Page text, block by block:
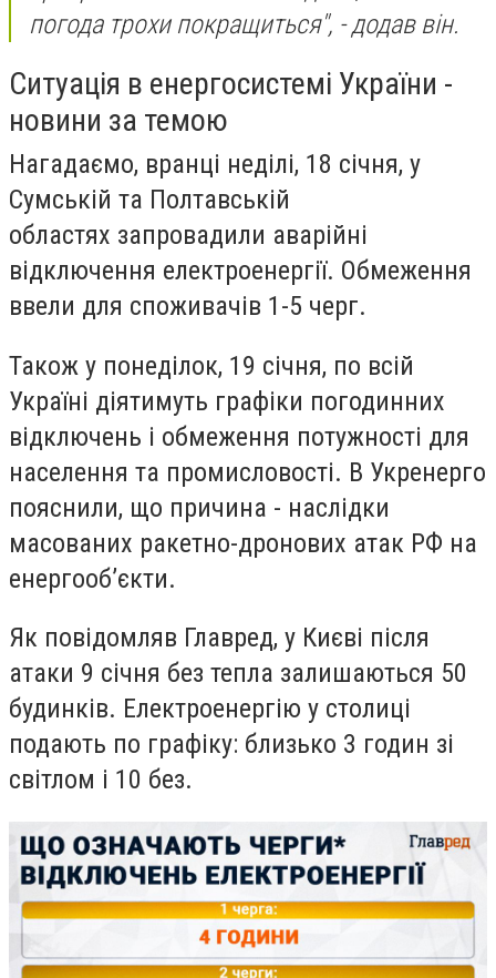
погода трохи покращиться", - додав він.
Ситуація в енергосистемі України -
новини за темою
Нагадаємо, вранці неділі, 18 січня, у
Сумській та Полтавській
областях запровадили аварійні
відключення електроенергії. Обмеження
ввели для споживачів 1-5 черг.
Також у понеділок, 19 січня, по всій
Україні діятимуть графіки погодинних
відключень і обмеження потужності для
населення та промисловості. В Укренерго
пояснили, що причина - наслідки
масованих ракетно-дронових атак РФ на
енергооб’єкти.
Як повідомляв Главред, у Києві після
атаки 9 січня без тепла залишаються 50
будинків. Електроенергію у столиці
подають по графіку: близько 3 годин зі
світлом і 10 без.